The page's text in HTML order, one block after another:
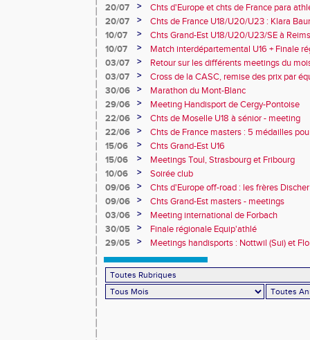
20/07
>
Chts d'Europe et chts de France para
champion d'Europe et multiples
20/07 >
Chts de France U18/U20/U23 : Klara
10e
10/07 >
Chts Grand-Est U18/U20/U23/SE à
10/07
>
Match interdépartemental U16 + Finale
Obernai
03/07 >
Retour sur les différents meetings du
03/07
>
Cross de la CASC, remise des prix par
collèges
30/06 >
Marathon du Mont-Blanc
29/06
>
Meeting Handisport de Cergy-Pontoise
22/06
>
Chts de Moselle U18 à sénior - meeting
22/06
>
Chts de France masters : 5 médailles
15/06
>
Chts Grand-Est U16
15/06
>
Meetings Toul, Strasbourg et Fribourg
10/06
>
Soirée club
09/06
>
Chts d'Europe off-road : les frères
09/06
>
Chts Grand-Est masters - meetings
03/06
>
Meeting international de Forbach
30/05
>
Finale régionale Equip'athlé
29/05
> Meetings handisports : Nottwil (Sui) et